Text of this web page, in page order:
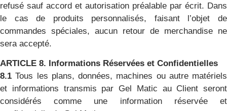
refusé sauf accord et autorisation préalable par écrit. Dans
le cas de produits personnalisés, faisant l’objet de
commandes spéciales, aucun retour de merchandise ne
sera accepté.
ARTICLE 8. Informations Réservées et Confidentielles
8.1Tous les plans, données, machines ou autre matériels
et informations transmis par Gel Matic au Client seront
considérés comme une information réservée et